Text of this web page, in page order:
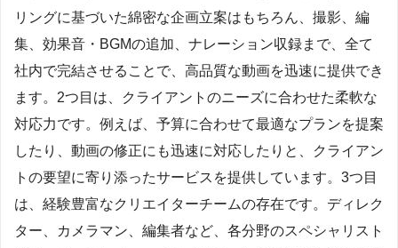
リングに基づいた綿密な企画立案はもちろん、撮影、編
集、効果音・BGMの追加、ナレーション収録まで、全て
社内で完結させることで、高品質な動画を迅速に提供でき
ます。2つ目は、クライアントのニーズに合わせた柔軟な
対応力です。例えば、予算に合わせて最適なプランを提案
したり、動画の修正にも迅速に対応したりと、クライアン
トの要望に寄り添ったサービスを提供しています。3つ目
は、経験豊富なクリエイターチームの存在です。ディレク
ター、カメラマン、編集者など、各分野のスペシャリスト